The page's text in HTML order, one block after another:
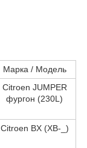
Марка / Модель
Citroen JUMPER
фургон (230L)
Citroen BX (XB-_)